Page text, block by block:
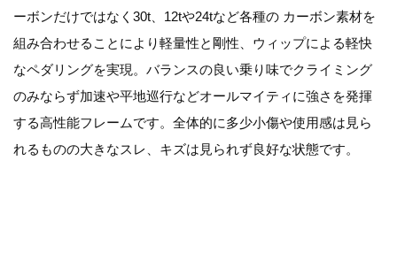
ーボンだけではなく30t、12tや24tなど各種の カーボン素材を
組み合わせることにより軽量性と剛性、ウィップによる軽快
なペダリングを実現。バランスの良い乗り味でクライミング
のみならず加速や平地巡行などオールマイティに強さを発揮
する高性能フレームです。全体的に多少小傷や使用感は見ら
れるものの大きなスレ、キズは見られず良好な状態です。